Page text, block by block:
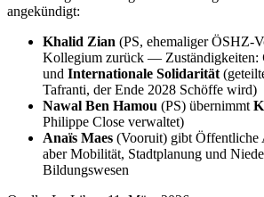
angekündigt:
Khalid Zian (PS, ehemaliger ÖSHZ-
Kollegium zurück — Zuständigkeiten:
und Internationale Solidarität
Tafranti, der Ende 2028 Schöffe wird)
Nawal Ben Hamou (PS) übernimmt
Philippe Close verwaltet)
Anaïs Maes (Vooruit) gibt Öffentliche
aber Mobilität, Stadtplanung und
Bildungswesen